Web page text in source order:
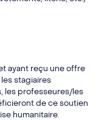
ayant reçu une offre
stagiaires
les professeures/les
de ce soutien
humanitaire.